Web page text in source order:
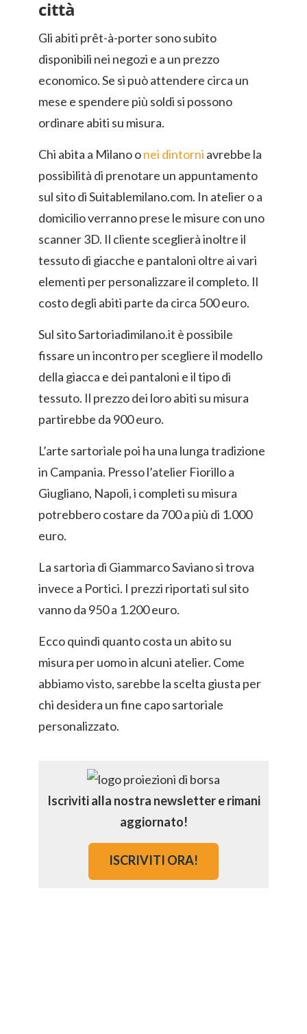
città
Gli abiti prêt-à-porter sono subito
disponibili nei negozi e a un prezzo
economico. Se si può attendere circa un
mese e spendere più soldi si possono
ordinare abiti su misura.
Chi abita a Milano onei dintorni avrebbe la
possibilità di prenotare un appuntamento
sul sito di Suitablemilano.com. In atelier o a
domicilio verranno prese le misure con uno
scanner 3D. Il cliente sceglierà inoltre il
tessuto di giacche e pantaloni oltre ai vari
elementi per personalizzare il completo. Il
costo degli abiti parte da circa 500 euro.
Sul sito Sartoriadimilano.it è possibile
fissare un incontro per scegliere il modello
della giacca e dei pantaloni e il tipo di
tessuto. Il prezzo dei loro abiti su misura
partirebbe da 900 euro.
L’arte sartoriale poi ha una lunga tradizione
in Campania. Presso l’atelier Fiorillo a
Giugliano, Napoli, i completi su misura
potrebbero costare da 700 a più di 1.000
euro.
La sartoria di Giammarco Saviano si trova
invece a Portici. I prezzi riportati sul sito
vanno da 950 a 1.200 euro.
Ecco quindi quanto costa un abito su
misura per uomo in alcuni atelier. Come
abbiamo visto, sarebbe la scelta giusta per
chi desidera un fine capo sartoriale
personalizzato.
Iscriviti alla nostra newsletter e rimani
aggiornato!
ISCRIVITI ORA!